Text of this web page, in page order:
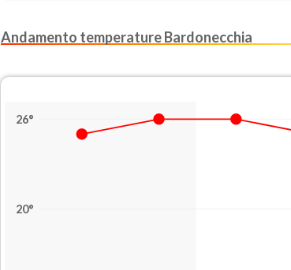
Andamento temperature Bardonecchia
26°
20°